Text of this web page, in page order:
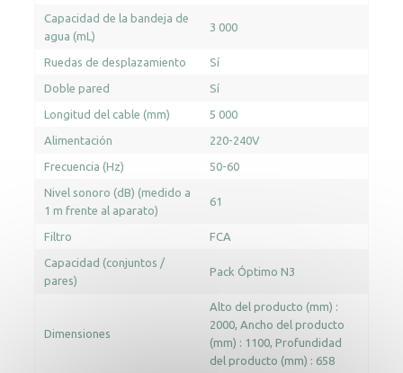
Capacidad de la bandeja de
agua (mL)
3 000
Ruedas de desplazamiento Sí
Doble pared Sí
Longitud del cable (mm) 5 000
Alimentación 220-240V
Frecuencia (Hz) 50-60
Nivel sonoro (dB) (medido a
1 m frente al aparato)
61
Filtro FCA
Capacidad (conjuntos /
pares)
Pack Óptimo N3
Dimensiones
Alto del producto (mm) :
2000 Ancho del producto
(mm) : 1100 Profundidad
del producto (mm) : 658